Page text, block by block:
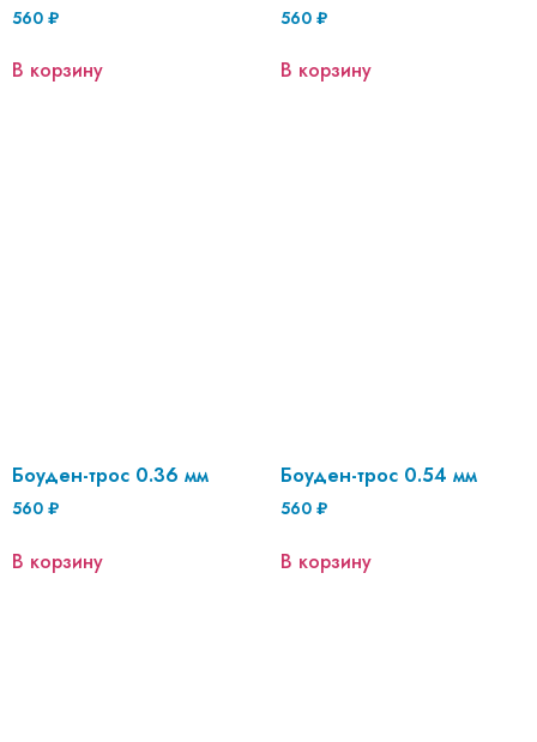
560 ₽
В корзину
560 ₽
В корзину
Боуден-трос 0.36 мм
560 ₽
В корзину
Боуден-трос 0.54 мм
560 ₽
В корзину